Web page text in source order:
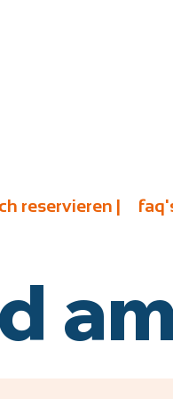
reservieren |